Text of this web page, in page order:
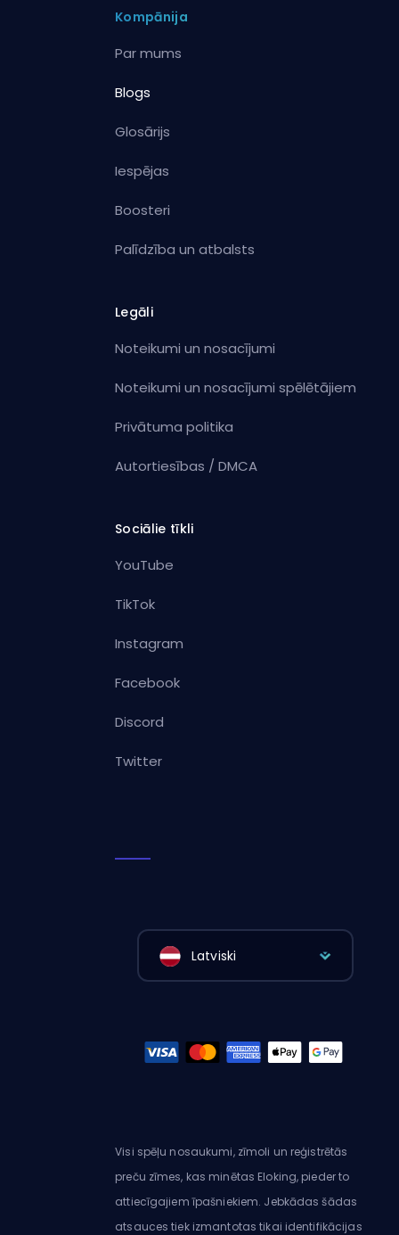
Kompānija
Par mums
Blogs
Glosārijs
Iespējas
Boosteri
Palīdzība un atbalsts
Legāli
Noteikumi un nosacījumi
Noteikumi un nosacījumi spēlētājiem
Privātuma politika
Autortiesības / DMCA
Sociālie tīkli
YouTube
TikTok
Instagram
Facebook
Discord
Twitter
Latviski
Visi spēļu nosaukumi, zīmoli un reģistrētās
preču zīmes, kas minētas Eloking, pieder to
attiecīgajiem īpašniekiem. Jebkādas šādas
atsauces tiek izmantotas tikai identifikācijas